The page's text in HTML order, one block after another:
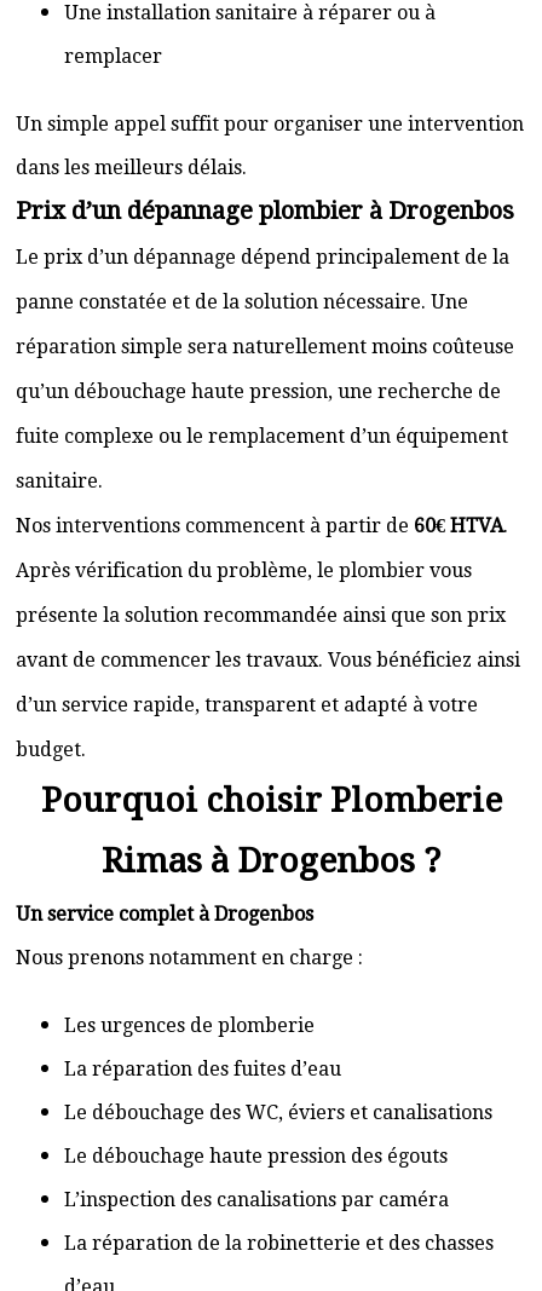
Une installation sanitaire à réparer ou à
remplacer
Un simple appel suffit pour organiser une intervention
dans les meilleurs délais.
Prix d’un dépannage plombier à Drogenbos
Le prix d’un dépannage dépend principalement de la
panne constatée et de la solution nécessaire. Une
réparation simple sera naturellement moins coûteuse
qu’un débouchage haute pression, une recherche de
fuite complexe ou le remplacement d’un équipement
sanitaire.
Nos interventions commencent à partir de 60€ HTVA.
Après vérification du problème, le plombier vous
présente la solution recommandée ainsi que son prix
avant de commencer les travaux. Vous bénéficiez ainsi
d’un service rapide, transparent et adapté à votre
budget.
Pourquoi choisir Plomberie
Rimas à Drogenbos ?
Un service complet à Drogenbos
Nous prenons notamment en charge :
Les urgences de plomberie
La réparation des fuites d’eau
Le débouchage des WC, éviers et canalisations
Le débouchage haute pression des égouts
L’inspection des canalisations par caméra
La réparation de la robinetterie et des chasses